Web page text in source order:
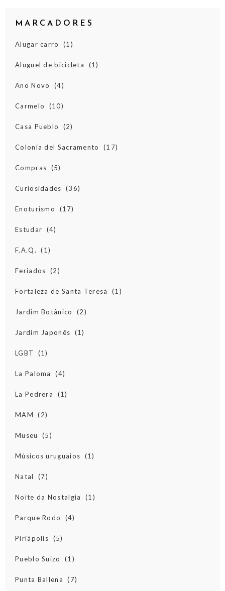
MARCADORES
Alugar carro (1)
Aluguel de bicicleta (1)
Ano Novo (4)
Carmelo (10)
Casa Pueblo (2)
Colonia del Sacramento (17)
Compras (5)
Curiosidades (36)
Enoturismo (17)
Estudar (4)
F.A.Q. (1)
Feriados (2)
Fortaleza de Santa Teresa (1)
Jardim Botânico (2)
Jardim Japonês (1)
LGBT (1)
La Paloma (4)
La Pedrera (1)
MAM (2)
Museu (5)
Músicos uruguaios (1)
Natal (7)
Noite da Nostalgia (1)
Parque Rodo (4)
Piriápolis (5)
Pueblo Suizo (1)
Punta Ballena (7)